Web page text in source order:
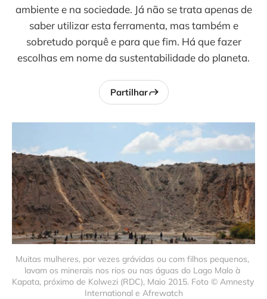
ambiente e na sociedade. Já não se trata apenas de
saber utilizar esta ferramenta, mas também e
sobretudo porquê e para que fim. Há que fazer
escolhas em nome da sustentabilidade do planeta.
Partilhar
Muitas mulheres, por vezes grávidas ou com filhos pequenos,
lavam os minerais nos rios ou nas águas do Lago Malo à
Kapata, próximo de Kolwezi (RDC), Maio 2015. Foto © Amnesty
International e Afrewatch